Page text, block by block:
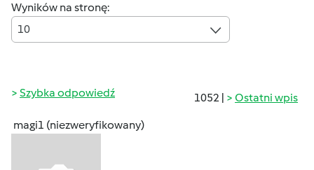
Wyników na stronę:
10
1052 | Ostatni wpis
Szybka odpowiedź
magi1 (niezweryfikowany)